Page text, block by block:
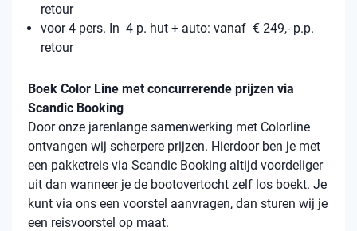
retour
voor 4 pers. In 4 p. hut + auto: vanaf € 249,- p.p.
retour
Boek Color Line met concurrerende prijzen via
Scandic Booking
Door onze jarenlange samenwerking met Colorline
ontvangen wij scherpere prijzen. Hierdoor ben je met
een pakketreis via Scandic Booking altijd voordeliger
uit dan wanneer je de bootovertocht zelf los boekt. Je
kunt via ons een voorstel aanvragen, dan sturen wij je
een reisvoorstel op maat.